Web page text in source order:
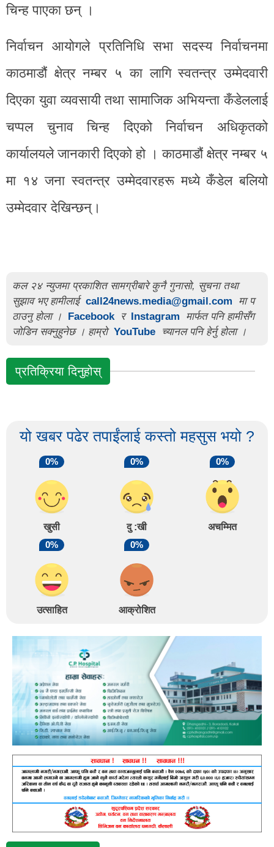
चिन्ह पाएका छन् ।
निर्वाचन आयोगले प्रतिनिधि सभा सदस्य निर्वाचनमा
काठमाडौं क्षेत्र नम्बर ५ का लागि स्वतन्त्र उम्मेदवारी
दिएका युवा व्यवसायी तथा सामाजिक अभियन्ता कँडेललाई
चप्पल चुनाव चिन्ह दिएको निर्वाचन अधिकृतको
कार्यालयले जानकारी दिएको हो । काठमाडौं क्षेत्र नम्बर ५
मा १४ जना स्वतन्त्र उम्मेदवारहरू मध्ये कँडेल बलियो
उम्मेदवार देखिन्छन्।
कल २४ न्युजमा प्रकाशित सामग्रीबारे कुनै गुनासो, सुचना तथा
सुझाव भए हामीलाई call24news.media@gmail.com
मा प
ठाउनु होला ।
Facebook र Instagram
मार्फत पनि हामीसँग
जोडिन सक्नुहुनेछ । हाम्रो YouTube च्यानल पनि हेर्नु होला ।
प्रतिक्रिया दिनुहोस्
यो खबर पढेर तपाईंलाई कस्तो महसुस भयो ?
0%
खुसी
0%
दु :खी
0%
अचम्मित
0%
उत्साहित
0%
आक्रोशित